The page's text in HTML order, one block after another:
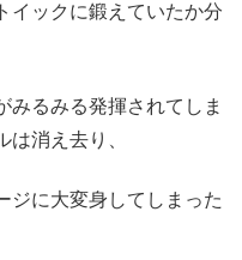
イックに鍛えていたか分
みるみる発揮されてしま
消え去り、
ジに大変身してしまった